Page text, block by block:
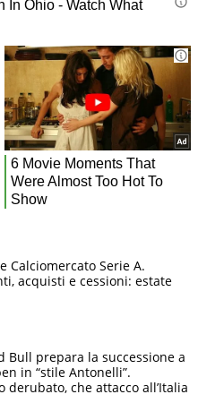
Calciomercato Serie A.
acquisti e cessioni: estate
Bull prepara la successione a
in “stile Antonelli”.
derubato, che attacco all’Italia